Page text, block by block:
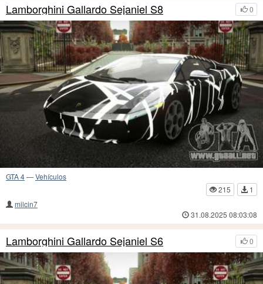
0
Lamborghini Gallardo Sejaniel S8
GTA 4—Vehículos
215
1
milcin7
31.08.2025 08:03:08
0
Lamborghini Gallardo Sejaniel S6